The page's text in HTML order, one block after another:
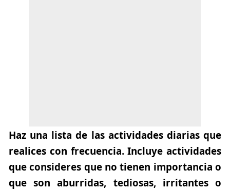
Haz una lista de las actividades diarias que
realices con frecuencia. Incluye actividades
que consideres que no tienen importancia o
que son aburridas, tediosas, irritantes o